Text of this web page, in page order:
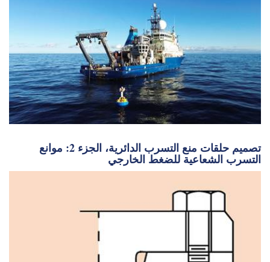
تصميم حلقات منع التسرب الدائرية، الجزء 2: موانع
التسرب الشعاعية للضغط الخارجي